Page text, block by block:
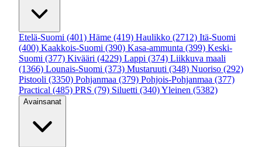
Etelä-Suomi (401) Häme (419) Haulikko (2712) Itä-Suomi
(400) Kaakkois-Suomi (390) Kasa-ammunta (399) Keski-
Suomi (377) Kivääri (4229) Lappi (374) Liikkuva maali
(1366) Lounais-Suomi (373) Mustaruuti (348) Nuoriso (292)
Pistooli (3350) Pohjanmaa (379) Pohjois-Pohjanmaa (377)
Practical (485) PRS (79) Siluetti (340)Yleinen (5382)
Avainsanat